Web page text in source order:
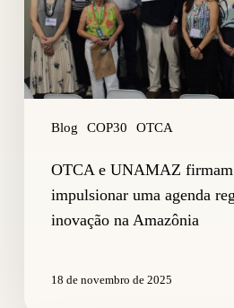
Blog COP30 OTCA
uma
agenda
regional
ciência
inovação
Amazônia
OTCA e UNAMAZ firmam
impulsionar uma agenda
inovação na Amazônia
18 de novembro de 2025